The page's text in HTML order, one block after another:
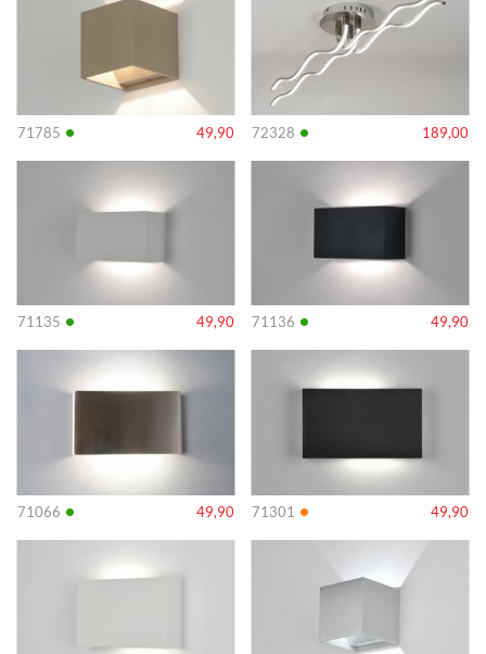
71785 • 49,90 72328 • 189,00
71135 • 49,90
Info
71136 • 49,90
Info
71066 • 49,90
Info
71301 • 49,90
Info
Info Info